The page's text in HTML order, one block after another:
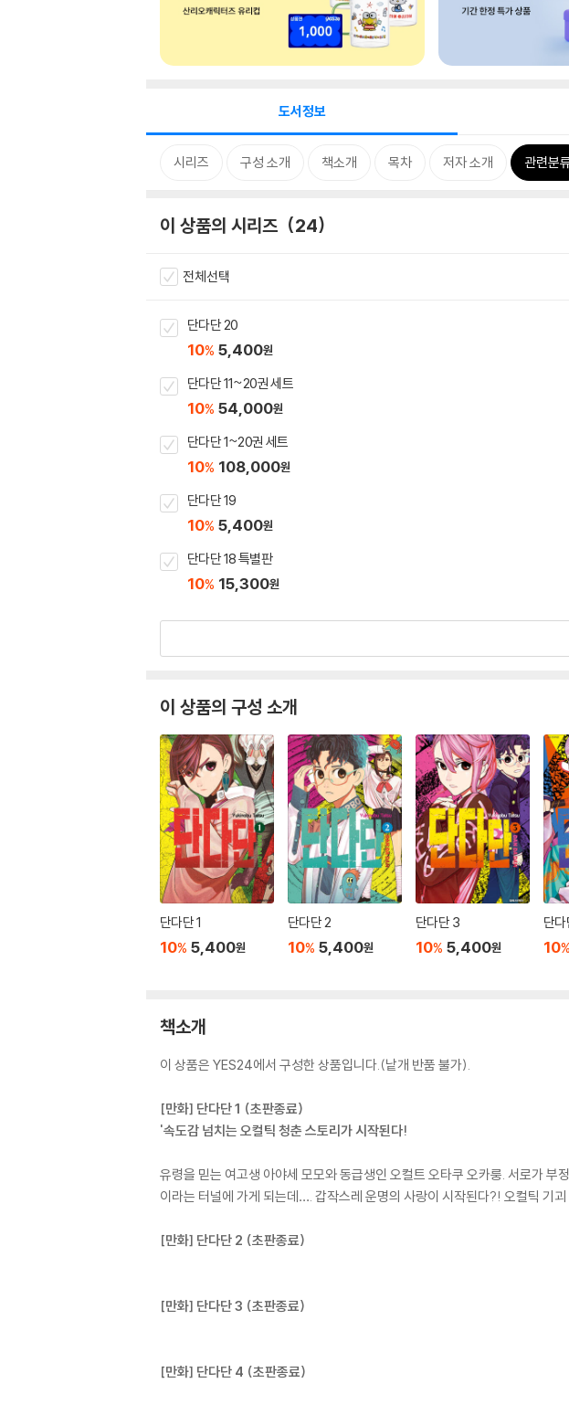
도서정보
시리즈 구성 소개 책소개 목차 저자 소개 관련분
이 상품의 시리즈 24
전체선택
단다단 20
10% 5,400원
단다단 11~20권 세트
10% 54,000원
단다단 1~20권 세트
10% 108,000원
단다단 19
10% 5,400원
단다단 18 특별판
10% 15,300원
이 상품의 구성 소개
단다단 1
10% 5,400원
단다단 2
10% 5,400원
단다단 3
10% 5,400원
단
10%
책소개
이 상품은 YES24에서 구성한 상품입니다.(낱개 반품 불가).
[만화] 단다단 1 (초판종료)
'속도감 넘치는 오컬틱 청춘 스토리가 시작된다!
유령을 믿는 여고생 아야세 모모와 동급생인 오컬트 오타쿠 오카룽. 서로가
이라는 터널에 가게 되는데…. 갑작스레 운명의 사랑이 시작된다?! 오컬틱 기
[만화] 단다단 2 (초판종료)
[만화] 단다단 3 (초판종료)
[만화] 단다단 4 (초판종료)